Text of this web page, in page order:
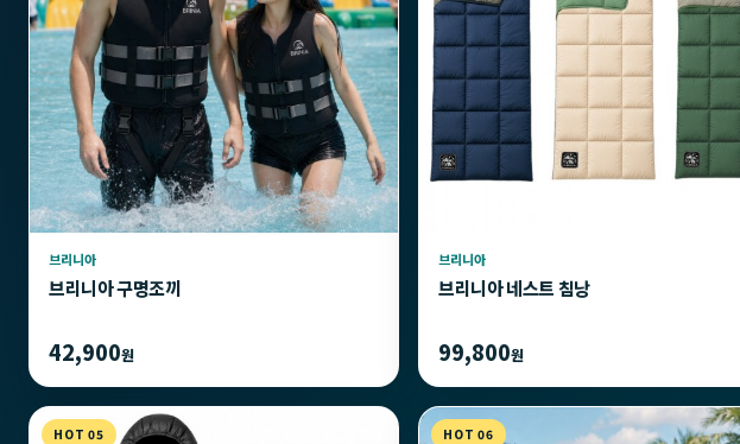
브리니아
브리니아 구명조끼
42,900원
브리니아
브리니아 네스트 침낭
99,800원
HOT 05 HOT 06